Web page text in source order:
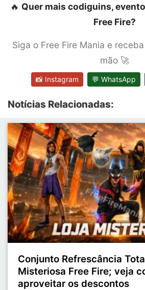
🔥 Quer mais codiguins,
Free Fire?
Siga o Free Fire Mania e
mão 🚀
📸 Instagram 💬 WhatsApp
Notícias Relacionadas:
Conjunto Refrescância
Misteriosa Free Fire; veja
aproveitar os descontos